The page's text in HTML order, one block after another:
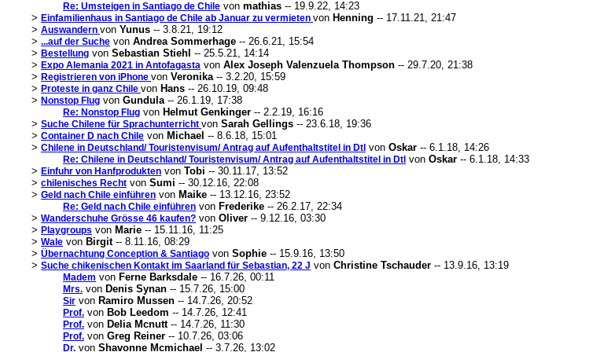
Re: Umsteigen in Santiago de Chile von mathias -- 19.9.22, 14:23
> Einfamilienhaus in Santiago de Chile ab Januar zu vermieten von Henning -- 17.11.21, 21:47
> Auswandern von Yunus -- 3.8.21, 19:12
> ...auf der Suche von Andrea Sommerhage -- 26.6.21, 15:54
> Bestellung von Sebastian Stiehl -- 25.5.21, 14:14
> Expo Alemania 2021 in Antofagasta von Alex Joseph Valenzuela Thompson -- 29.7.20, 21:38
> Registrieren von iPhone von Veronika-- 3.2.20, 15:59
> Proteste in ganz Chile von Hans -- 26.10.19, 09:48
> Nonstop Flug von Gundula-- 26.1.19, 17:38
Re: Nonstop Flug von Helmut Genkinger -- 2.2.19, 16:16
> Suche Chilene für Sprachunterricht von Sarah Gellings -- 23.6.18, 19:36
> Container D nach Chile von Michael -- 8.6.18, 15:01
> Chilene in Deutschland/ Touristenvisum/ Antrag auf Aufenthaltstitel in Dtl von Oskar -- 6.1.18, 14:26
Re: Chilene in Deutschland/ Touristenvisum/ Antrag auf Aufenthaltstitel in Dtl von Oskar -- 6.1.18, 14:33
> Einfuhr von Hanfprodukten von Tobi -- 30.11.17, 13:52
> chilenisches Recht von Sumi -- 30.12.16, 22:08
> Geld nach Chile einführen von Maike -- 13.12.16, 23:52
Re: Geld nach Chile einführen von Frederike -- 26.2.17, 22:34
> Wanderschuhe Grösse 46 kaufen? von Oliver -- 9.12.16, 03:30
> Playgroups von Marie -- 15.11.16, 11:25
> Wale von Birgit-- 8.11.16, 08:29
> Übernachtung Conception & Santiago von Sophie -- 15.9.16, 13:50
> Suche chikenischen Kontakt im Saarland für Sebastian, 22 J von Christine Tschauder -- 13.9.16, 13:19
Madem von Ferne Barksdale -- 16.7.26, 00:11
Mrs. von Denis Synan -- 15.7.26, 15:00
Sir von Ramiro Mussen -- 14.7.26, 20:52
Prof. von Bob Leedom -- 14.7.26, 12:41
Prof. von Delia Mcnutt-- 14.7.26, 11:30
Prof. von Greg Reiner -- 10.7.26, 03:06
Dr. von Shavonne Mcmichael -- 3.7.26, 13:02